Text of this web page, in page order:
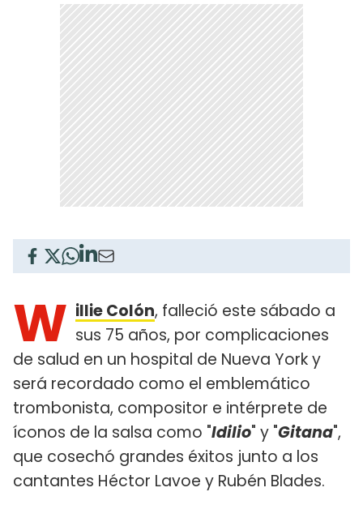
W illie Colón, falleció este sábado a
sus 75 años, por complicaciones
de salud en un hospital de Nueva York y
será recordado como el emblemático
trombonista, compositor e intérprete de
íconos de la salsa como "Idilio" y "Gitana",
que cosechó grandes éxitos junto a los
cantantes Héctor Lavoe y Rubén Blades.